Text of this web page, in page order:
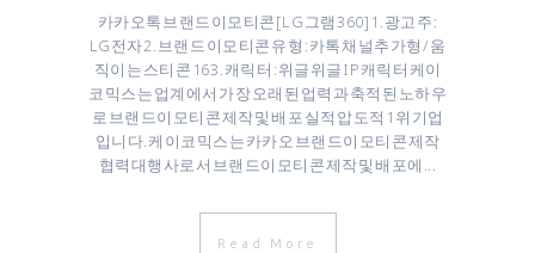
카카오톡 브랜드이모티콘 [ LG 그램 360 ] 1. 광고주 :
LG전자 2. 브랜드 이모티콘 유형 : 카톡 채널추가형 / 움
직이는 스티콘 16 3. 캐릭터 : 위글위글 IP 캐릭터 케이
코믹스는 업계에서 가장 오래된 업력과 축적된 노하우
로 브랜드이모티콘 제작 및 배포 실적 압도적 1위 기업
입니다. 케이코믹스는 카카오 브랜드이모티콘 제작
협력대행사로서 브랜드이모티콘 제작 및 배포에...
Read More